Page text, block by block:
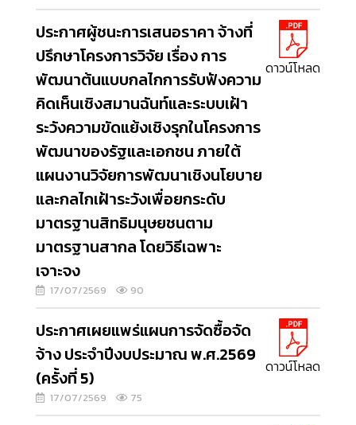
ประกาศผู้ชนะการเสนอราคา จ้างที่
ปรึกษาโครงการวิจัย เรื่อง การ
พัฒนาต้นแบบกลไกการรับฟังความ
คิดเห็นเชิงสมานฉันท์และระบบเฝ้า
ระวังความขัดแย้งเชิงรุกในโครงการ
พัฒนาของรัฐและเอกชน ภายใต้
แผนงานวิจัยการพัฒนาเชิงนโยบาย
และกลไกเฝ้าระวังเพื่อยกระดับ
มาตรฐานสิทธิมนุษยชนตาม
มาตรฐานสากล โดยวิธีเฉพาะ
เจาะจง
17/07/2569 90
ดาวน์โหลด
ประกาศเผยแพร่แผนการจัดซื้อจัด
จ้าง ประจำปีงบประมาณ พ.ศ.2569
(ครั้งที่ 5)
17/07/2569 75
ดาวน์โหลด